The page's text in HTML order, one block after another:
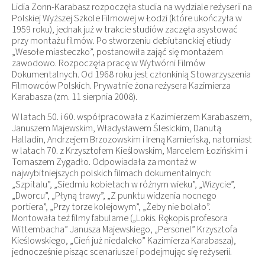
Lidia Zonn-Karabasz rozpoczęła studia na wydziale reżyserii na
Polskiej Wyższej Szkole Filmowej w Łodzi (które ukończyła w
1959 roku), jednak już w trakcie studiów zaczęła asystować
przy montażu filmów. Po stworzeniu debiutanckiej etiudy
„Wesołe miasteczko”, postanowiła zająć się montażem
zawodowo. Rozpoczęła pracę w Wytwórni Filmów
Dokumentalnych. Od 1968 roku jest członkinią Stowarzyszenia
Filmowców Polskich. Prywatnie żona reżysera Kazimierza
Karabasza (zm. 11 sierpnia 2008).
W latach 50. i 60. współpracowała z Kazimierzem Karabaszem,
Januszem Majewskim, Władysławem Ślesickim, Danutą
Halladin, Andrzejem Brzozowskim i Ireną Kamieńską, natomiast
w latach 70. z Krzysztofem Kieślowskim, Marcelem Łozińskim i
Tomaszem Zygadło. Odpowiadała za montaż w
najwybitniejszych polskich filmach dokumentalnych:
„Szpitalu”, „Siedmiu kobietach w różnym wieku”, „Wizycie”,
„Dworcu”, „Płyną trawy”, „Z punktu widzenia nocnego
portiera”, „Przy torze kolejowym”, „Żeby nie bolało”.
Montowała też filmy fabularne („Lokis. Rękopis profesora
Wittembacha” Janusza Majewskiego, „Personel” Krzysztofa
Kieślowskiego, „Cień już niedaleko” Kazimierza Karabasza),
jednocześnie pisząc scenariusze i podejmując się reżyserii.